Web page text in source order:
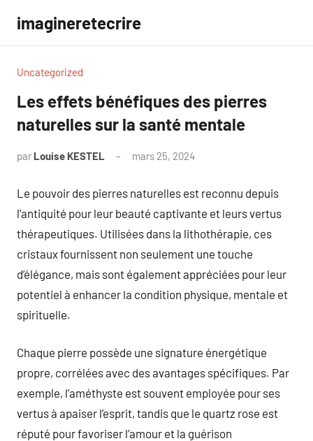
contenu
imagineretecrire
Uncategorized
Les effets bénéfiques des pierres
naturelles sur la santé mentale
par Louise KESTEL mars 25, 2024
Le pouvoir des pierres naturelles est reconnu depuis
l’antiquité pour leur beauté captivante et leurs vertus
thérapeutiques. Utilisées dans la lithothérapie, ces
cristaux fournissent non seulement une touche
d’élégance, mais sont également appréciées pour leur
potentiel à enhancer la condition physique, mentale et
spirituelle.
Chaque pierre possède une signature énergétique
propre, corrélées avec des avantages spécifiques. Par
exemple, l’améthyste est souvent employée pour ses
vertus à apaiser l’esprit, tandis que le quartz rose est
réputé pour favoriser l’amour et la guérison